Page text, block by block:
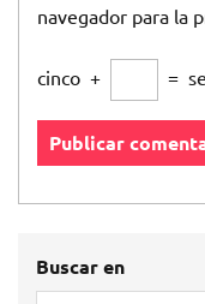
navegador para la
cinco + =
Buscar en